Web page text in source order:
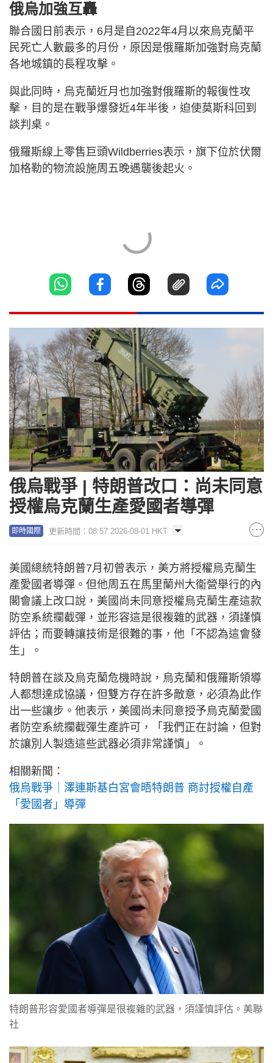
俄烏加強互轟
聯合國日前表示，6月是自2022年4月以來烏克蘭平
民死亡人數最多的月份，原因是俄羅斯加強對烏克蘭
各地城鎮的長程攻擊。
與此同時，烏克蘭近月也加強對俄羅斯的報復性攻
擊，目的是在戰爭爆發近4年半後，迫使莫斯科回到
談判桌。
俄羅斯線上零售巨頭Wildberries表示，旗下位於伏爾
加格勒的物流設施周五晚遇襲後起火。
俄烏戰爭 | 特朗普改口：尚未同意
授權烏克蘭生產愛國者導彈
即時國際 更新時間：08:57 2026-08-01 HKT
美國總統特朗普7月初曾表示，美方將授權烏克蘭生
產愛國者導彈。但他周五在馬里蘭州大衞營舉行的內
閣會議上改口說，美國尚未同意授權烏克蘭生產這款
防空系統攔截彈，並形容這是很複雜的武器，須謹慎
評估；而要轉讓技術是很難的事，他「不認為這會發
生」。
特朗普在談及烏克蘭危機時說，烏克蘭和俄羅斯領導
人都想達成協議，但雙方存在許多敵意，必須為此作
出一些讓步。他表示，美國尚未同意授予烏克蘭愛國
者防空系統攔截彈生產許可，「我們正在討論，但對
於讓別人製造這些武器必須非常謹慎」。
相關新聞：
俄烏戰爭｜澤連斯基白宮會晤特朗普 商討授權自產
「愛國者」導彈
特朗普形容愛國者導彈是很複雜的武器，須謹慎評估。美聯
社